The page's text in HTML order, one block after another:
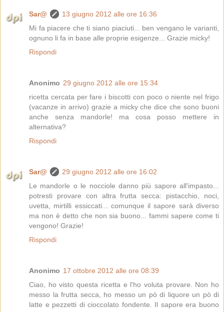
Sar@
13 giugno 2012 alle ore 16:36
Mi fa piacere che ti siano piaciuti... ben vengano le varianti,
ognuno li fa in base alle proprie esigenze... Grazie micky!
Rispondi
Anonimo 29 giugno 2012 alle ore 15:34
ricetta cercata per fare i biscotti con poco o niente nel frigo
(vacanze in arrivo) grazie a micky che dice che sono buoni
anche senza mandorle! ma cosa posso mettere in
alternativa?
Rispondi
Sar@
29 giugno 2012 alle ore 16:02
Le mandorle o le nocciole danno più sapore all'impasto...
potresti provare con altra frutta secca: pistacchio, noci,
uvetta, mirtilli essiccati... comunque il sapore sarà diverso
ma non è detto che non sia buono... fammi sapere come ti
vengono! Grazie!
Rispondi
Anonimo 17 ottobre 2012 alle ore 08:39
Ciao, ho visto questa ricetta e l'ho voluta provare. Non ho
messo la frutta secca, ho messo un pò di liquore un pò di
latte e pezzetti di cioccolato fondente. Il sapore era buono